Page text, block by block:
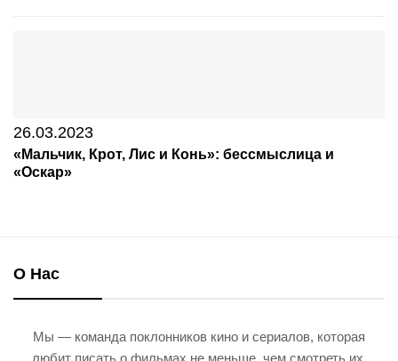
26.03.2023
«Мальчик, Крот, Лис и Конь»: бессмыслица и
«Оскар»
О Нас
Мы — команда поклонников кино и сериалов, которая
любит писать о фильмах не меньше, чем смотреть их.